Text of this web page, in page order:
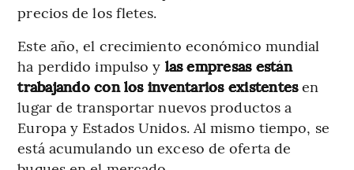
precios de los fletes.
Este año, el crecimiento económico mundial
ha perdido impulso y las empresas están
trabajando con los inventarios existentesen
lugar de transportar nuevos productos a
Europa y Estados Unidos. Al mismo tiempo, se
está acumulando un exceso de oferta de